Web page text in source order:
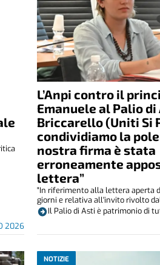
2026
L’Anpi contro il
Emanuele al Palio di
Briccarello (Uniti Si
condividiamo la
nostra firma è stata
erroneamente
lettera”
"In riferimento alla lettera aperta
giorni e relativa all'invito rivolto
Il Palio di Asti è patrimonio di
NOTIZIE